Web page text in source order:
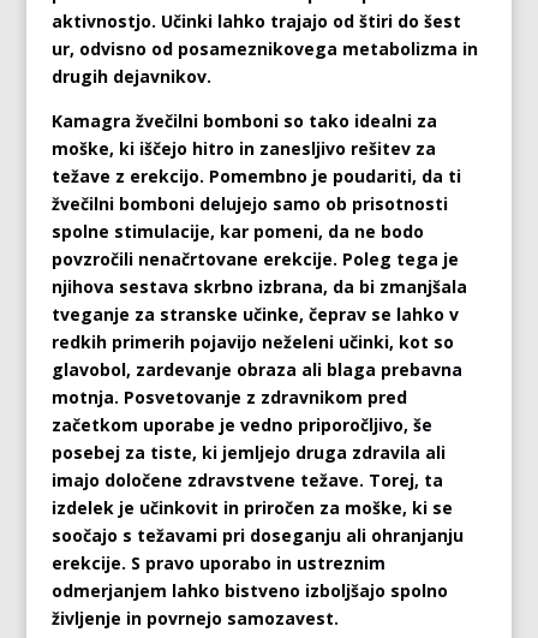
aktivnostjo. Učinki lahko trajajo od štiri do šest
ur, odvisno od posameznikovega metabolizma in
drugih dejavnikov.
Kamagra žvečilni bomboni so tako idealni za
moške, ki iščejo hitro in zanesljivo rešitev za
težave z erekcijo. Pomembno je poudariti, da ti
žvečilni bomboni delujejo samo ob prisotnosti
spolne stimulacije, kar pomeni, da ne bodo
povzročili nenačrtovane erekcije. Poleg tega je
njihova sestava skrbno izbrana, da bi zmanjšala
tveganje za stranske učinke, čeprav se lahko v
redkih primerih pojavijo neželeni učinki, kot so
glavobol, zardevanje obraza ali blaga prebavna
motnja. Posvetovanje z zdravnikom pred
začetkom uporabe je vedno priporočljivo, še
posebej za tiste, ki jemljejo druga zdravila ali
imajo določene zdravstvene težave. Torej, ta
izdelek je učinkovit in priročen za moške, ki se
soočajo s težavami pri doseganju ali ohranjanju
erekcije. S pravo uporabo in ustreznim
odmerjanjem lahko bistveno izboljšajo spolno
življenje in povrnejo samozavest.